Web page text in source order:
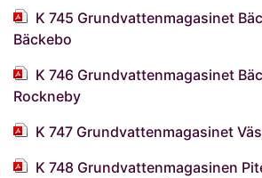
K 745 Grundvattenmagasinet
Bäckebo
K 746 Grundvattenmagasinet
Rockneby
K 747 Grundvattenmagasinet
K 748 Grundvattenmagasinen